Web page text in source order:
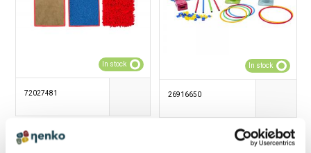
72027481
In stock
Sensory Mats
26916650
In stock
Complete Motor Skills Set